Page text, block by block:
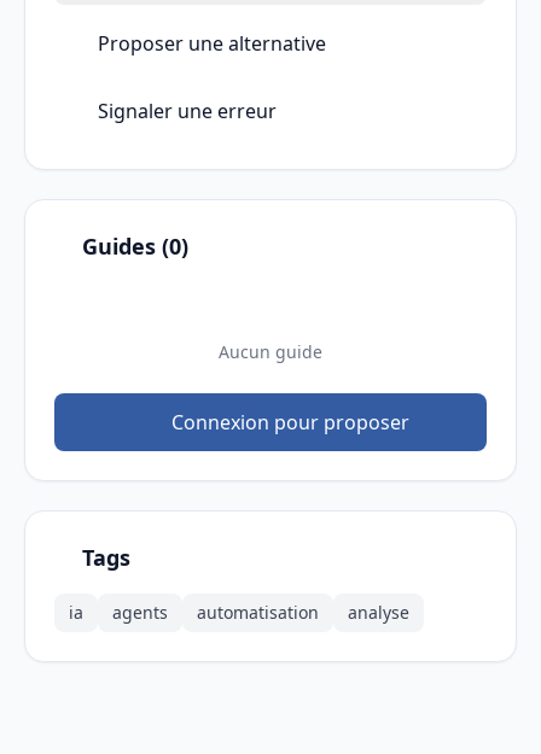
Proposer une alternative
Signaler une erreur
Guides (0)
Aucun guide
Connexion pour proposer
Tags
ia agents automatisation analyse